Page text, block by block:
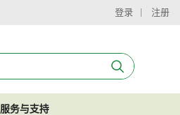
登录 注册
服务与支持